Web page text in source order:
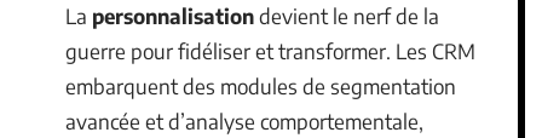
La personnalisationdevient le nerf de la
guerre pour fidéliser et transformer. Les CRM
embarquent des modules de segmentation
avancée et d’analyse comportementale,